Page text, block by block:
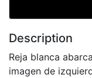
Description
Reja blanca
imagen de